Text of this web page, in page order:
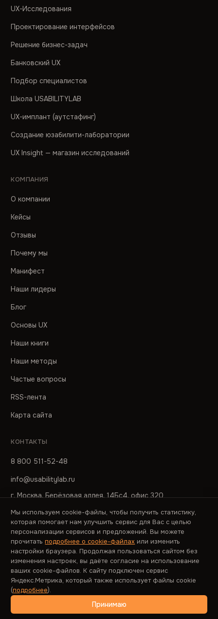
UX-Исследования
Проектирование интерфейсов
Решение бизнес-задач
Банковский UX
Подбор специалистов
Школа USABILITYLAB
UX-имплант (аутстафинг)
Создание юзабилити-лаборатории
UX Insight — магазин исследований
КОМПАНИЯ
О компании
Кейсы
Отзывы
Почему мы
Манифест
Наши лидеры
Блог
Основы UX
Наши книги
Наши методы
Частые вопросы
RSS-лента
Карта сайта
КОНТАКТЫ
8 800 511-52-48
info@usabilitylab.ru
г. Москва, Берёзовая аллея, 14Бс4, офис 320
ПРЕСС-СЛУЖБА
pr@usabilitylab.ru
© 2006–2026 ООО «ЮЗАБИЛИТИЛАБ»
Правовые
конфиденциальности
Мы используем cookie-файлы, чтобы получить статистику,
которая помогает нам улучшить сервис для Вас с целью
персонализации сервисов и предложений. Вы можете
прочитатьподробнее о cookie-файлах или изменить
настройки браузера. Продолжая пользоваться сайтом без
изменения настроек, вы даёте согласие на использование
ваших cookie-файлов. К сайту подключен сервис
Яндекс.Метрика, который также использует файлы cookie
(подробнее).
Принимаю